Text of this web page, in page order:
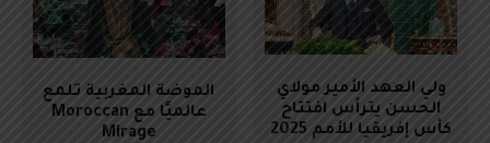
الموضة المغربية تلمع
عالميًا مع Moroccan
Mirage
ولي العهد الأمير مولاي
الحسن يترأس افتتاح
كأس إفريقيا للأمم 2025